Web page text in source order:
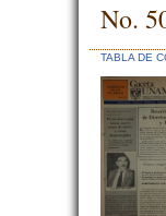
No.
TABLA DE